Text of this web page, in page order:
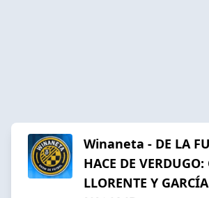
Winaneta - DE LA
HACE DE VERDUGO:
LLORENTE Y